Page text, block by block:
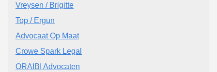
Vreysen / Brigitte
Top / Ergun
Advocaat Op Maat
Crowe Spark Legal
ORAIBI Advocaten